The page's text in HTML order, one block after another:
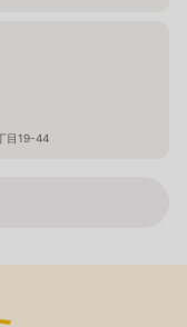
目19-44